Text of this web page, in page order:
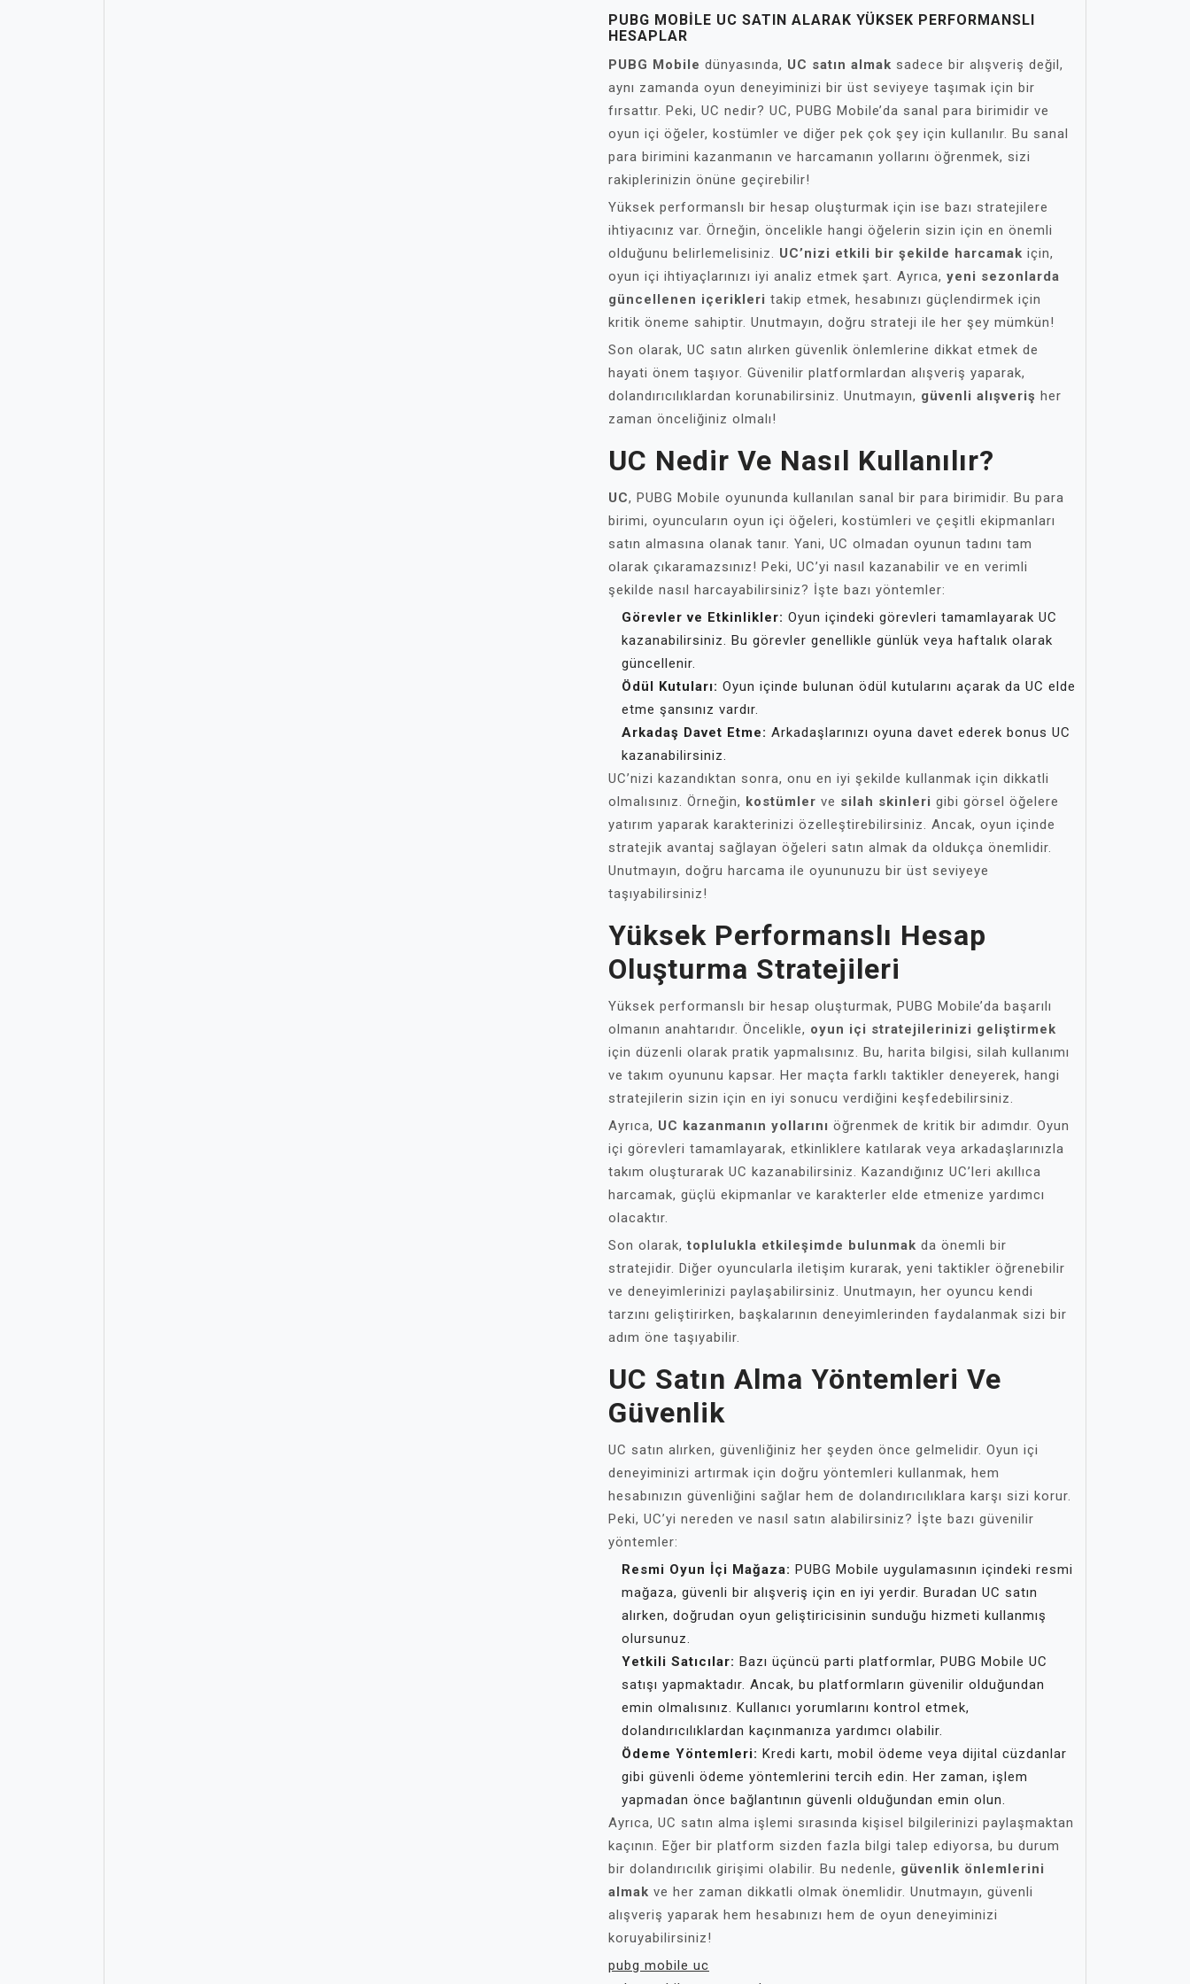
PUBG MOBILE UC SATIN ALARAK YÜKSEK PERFORMANSLI
HESAPLAR
PUBG Mobile dünyasında, UC satın almak sadece bir alışveriş değil,
aynı zamanda oyun deneyiminizi bir üst seviyeye taşımak için bir
fırsattır. Peki, UC nedir? UC, PUBG Mobile’da sanal para birimidir ve
oyun içi öğeler, kostümler ve diğer pek çok şey için kullanılır. Bu sanal
para birimini kazanmanın ve harcamanın yollarını öğrenmek, sizi
rakiplerinizin önüne geçirebilir!
Yüksek performanslı bir hesap oluşturmak için ise bazı stratejilere
ihtiyacınız var. Örneğin, öncelikle hangi öğelerin sizin için en önemli
olduğunu belirlemelisiniz. UC’nizi etkili bir şekilde harcamak için,
oyun içi ihtiyaçlarınızı iyi analiz etmek şart. Ayrıca, yeni sezonlarda
güncellenen içerikleri takip etmek, hesabınızı güçlendirmek için
kritik öneme sahiptir. Unutmayın, doğru strateji ile her şey mümkün!
Son olarak, UC satın alırken güvenlik önlemlerine dikkat etmek de
hayati önem taşıyor. Güvenilir platformlardan alışveriş yaparak,
dolandırıcılıklardan korunabilirsiniz. Unutmayın, güvenli alışveriş her
zaman önceliğiniz olmalı!
UC Nedir Ve Nasıl Kullanılır?
UC, PUBG Mobile oyununda kullanılan sanal bir para birimidir. Bu para
birimi, oyuncuların oyun içi öğeleri, kostümleri ve çeşitli ekipmanları
satın almasına olanak tanır. Yani, UC olmadan oyunun tadını tam
olarak çıkaramazsınız! Peki, UC’yi nasıl kazanabilir ve en verimli
şekilde nasıl harcayabilirsiniz? İşte bazı yöntemler:
Görevler ve Etkinlikler: Oyun içindeki görevleri tamamlayarak UC
kazanabilirsiniz. Bu görevler genellikle günlük veya haftalık olarak
güncellenir.
Ödül Kutuları: Oyun içinde bulunan ödül kutularını açarak da UC elde
etme şansınız vardır.
Arkadaş Davet Etme: Arkadaşlarınızı oyuna davet ederek bonus UC
kazanabilirsiniz.
UC’nizi kazandıktan sonra, onu en iyi şekilde kullanmak için dikkatli
olmalısınız. Örneğin, kostümler ve silah skinleri gibi görsel öğelere
yatırım yaparak karakterinizi özelleştirebilirsiniz. Ancak, oyun içinde
stratejik avantaj sağlayan öğeleri satın almak da oldukça önemlidir.
Unutmayın, doğru harcama ile oyununuzu bir üst seviyeye
taşıyabilirsiniz!
Yüksek Performanslı Hesap
Oluşturma Stratejileri
Yüksek performanslı bir hesap oluşturmak, PUBG Mobile’da başarılı
olmanın anahtarıdır. Öncelikle, oyun içi stratejilerinizi geliştirmek
için düzenli olarak pratik yapmalısınız. Bu, harita bilgisi, silah kullanımı
ve takım oyununu kapsar. Her maçta farklı taktikler deneyerek, hangi
stratejilerin sizin için en iyi sonucu verdiğini keşfedebilirsiniz.
Ayrıca, UC kazanmanın yollarını öğrenmek de kritik bir adımdır. Oyun
içi görevleri tamamlayarak, etkinliklere katılarak veya arkadaşlarınızla
takım oluşturarak UC kazanabilirsiniz. Kazandığınız UC’leri akıllıca
harcamak, güçlü ekipmanlar ve karakterler elde etmenize yardımcı
olacaktır.
Son olarak,toplulukla etkileşimde bulunmak da önemli bir
stratejidir. Diğer oyuncularla iletişim kurarak, yeni taktikler öğrenebilir
ve deneyimlerinizi paylaşabilirsiniz. Unutmayın, her oyuncu kendi
tarzını geliştirirken, başkalarının deneyimlerinden faydalanmak sizi bir
adım öne taşıyabilir.
UC Satın Alma Yöntemleri Ve
Güvenlik
UC satın alırken, güvenliğiniz her şeyden önce gelmelidir. Oyun içi
deneyiminizi artırmak için doğru yöntemleri kullanmak, hem
hesabınızın güvenliğini sağlar hem de dolandırıcılıklara karşı sizi korur.
Peki, UC’yi nereden ve nasıl satın alabilirsiniz? İşte bazı güvenilir
yöntemler:
Resmi Oyun İçi Mağaza: PUBG Mobile uygulamasının içindeki resmi
mağaza, güvenli bir alışveriş için en iyi yerdir. Buradan UC satın
alırken, doğrudan oyun geliştiricisinin sunduğu hizmeti kullanmış
olursunuz.
Yetkili Satıcılar: Bazı üçüncü parti platformlar, PUBG Mobile UC
satışı yapmaktadır. Ancak, bu platformların güvenilir olduğundan
emin olmalısınız. Kullanıcı yorumlarını kontrol etmek,
dolandırıcılıklardan kaçınmanıza yardımcı olabilir.
Ödeme Yöntemleri: Kredi kartı, mobil ödeme veya dijital cüzdanlar
gibi güvenli ödeme yöntemlerini tercih edin. Her zaman, işlem
yapmadan önce bağlantının güvenli olduğundan emin olun.
Ayrıca, UC satın alma işlemi sırasında kişisel bilgilerinizi paylaşmaktan
kaçının. Eğer bir platform sizden fazla bilgi talep ediyorsa, bu durum
bir dolandırıcılık girişimi olabilir. Bu nedenle, güvenlik önlemlerini
almak ve her zaman dikkatli olmak önemlidir. Unutmayın, güvenli
alışveriş yaparak hem hesabınızı hem de oyun deneyiminizi
koruyabilirsiniz!
pubg mobile uc